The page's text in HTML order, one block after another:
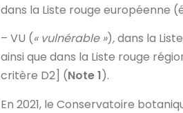
dans la Liste rouge européenne
– VU (« vulnérable »),dans la
ainsi que dans la Liste rouge
critère D2] (Note 1).
En 2021, le Conservatoire